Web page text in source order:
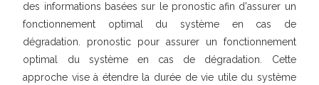
des informations basées sur le pronostic afin d'assurer un
fonctionnement optimal du système en cas de
dégradation. pronostic pour assurer un fonctionnement
optimal du système en cas de dégradation. Cette
approche vise à étendre la durée de vie utile du système